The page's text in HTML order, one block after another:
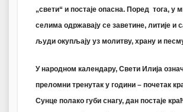
„свети“ и постаје опасна. Поред тога, у
селима одржавају се заветине, литије и
људи окупљају уз молитву, храну и
У народном календару, Свети Илија
преломни тренутак у години – почетак
Сунце полако губи снагу, дан постаје